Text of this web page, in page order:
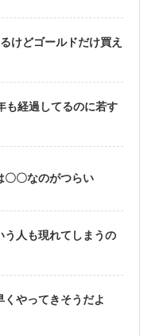
けどゴールドだけ買え
も経過してるのに若す
〇〇なのがつらい
う人も現れてしまうの
くやってきそうだよ